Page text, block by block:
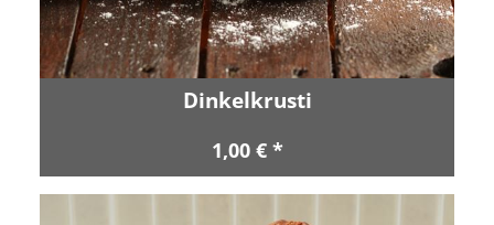
Dinkelkrusti
1,00 € *